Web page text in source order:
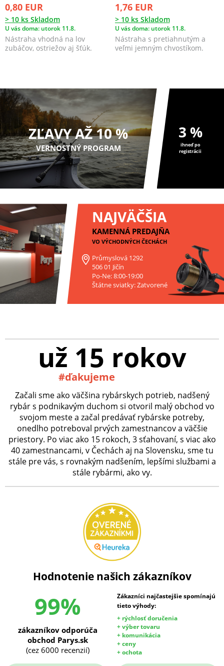
0,80 EUR
> 10 ks Skladom
U vás doma: utorok 11.8.
Nástraha vhodná na lov
zubáčov, ostriežov aj šťúk.
1,76 EUR
> 10 ks Skladom
U vás doma: utorok 11.8.
Nástraha s pretiahnutým a
veľmi jemným chvostíkom.
ZĽAVY AŽ 10 %
VERNOSTNÝ PROGRAM
3 %
ihneď po
registrácii
NAJVÄČŠIA
KAMENNÁ PREDAJŇA
VO VÝCHODNÝCH ČECHÁCH
Průmyslová 1292
506 01 Jičín
Po-Ne: 8:00-19:00
Štátne sviatky: Zatvorené
už 15 rokov
#ďakujeme
Začali sme ako väčšina rybárskych potrieb, nadšený
rybár s podnikavým duchom si otvoril malý obchod vo
svojom meste a začal predávať rybárske potreby,
onedlho potreboval prvých zamestnancov a väčšie
priestory. Po viac ako 15 rokoch, 3 sťahovaní, s viac ako
40 zamestnancami, v Čechách aj na Slovensku, sme tu
stále pre vás, s rovnakým nadšením, lepšími službami a
stále rybármi, ako vy.
Hodnotenie našich zákazníkov
99%
Zákazníci najčastejšie spomínajú
tieto výhody:
+ rýchlosť doručenia
+ výber tovaru
+ komunikácia
+ ceny
+ ochota
zákazníkov odporúča
obchod Parys.sk
(cez 6000 recenzií)